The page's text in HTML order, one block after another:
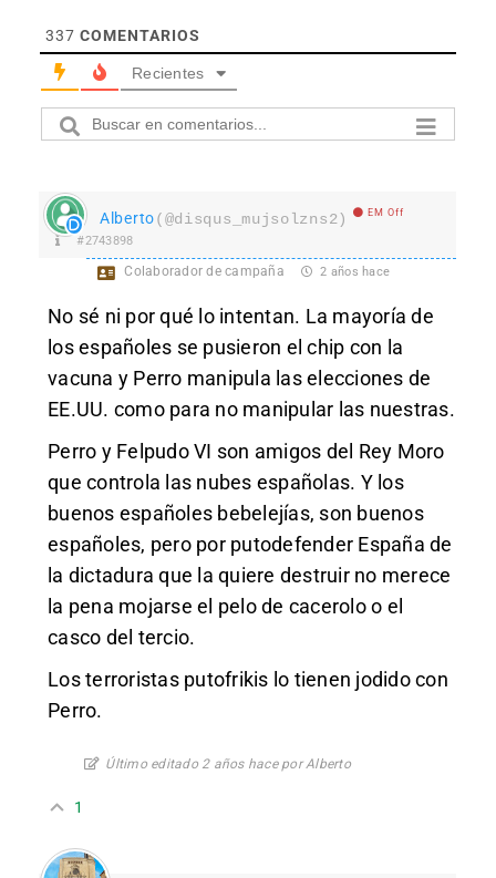
337 COMENTARIOS
Recientes
Alberto(@disqus_mujsolzns2) EM Off
#2743898
Colaborador de campaña 2 años hace
No sé ni por qué lo intentan. La mayoría de
los españoles se pusieron el chip con la
vacuna y Perro manipula las elecciones de
EE.UU. como para no manipular las nuestras.
Perro y Felpudo VI son amigos del Rey Moro
que controla las nubes españolas. Y los
buenos españoles bebelejías, son buenos
españoles, pero por putodefender España de
la dictadura que la quiere destruir no merece
la pena mojarse el pelo de cacerolo o el
casco del tercio.
Los terroristas putofrikis lo tienen jodido con
Perro.
Último editado 2 años hace por Alberto
1